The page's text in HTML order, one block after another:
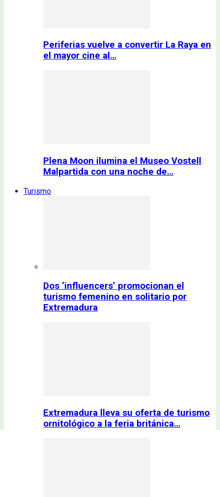
Periferias vuelve a convertir La Raya en
el mayor cine al…
Plena Moon ilumina el Museo Vostell
Malpartida con una noche de…
Turismo
Dos ‘influencers’ promocionan el
turismo femenino en solitario por
Extremadura
Extremadura lleva su oferta de turismo
ornitológico a la feria británica…